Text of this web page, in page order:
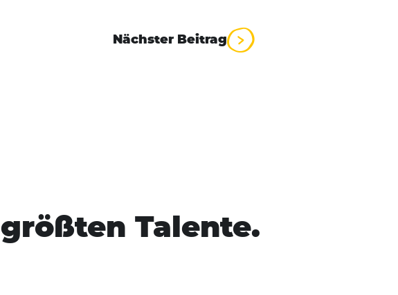
Nächster Beitrag
Talente.